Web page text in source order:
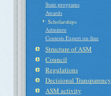
State programs
Awards
Scholarships
Admitere
Contests Expert on-line
Structure of ASM
Council
Regulations
Decisional Transparency
ASM activity